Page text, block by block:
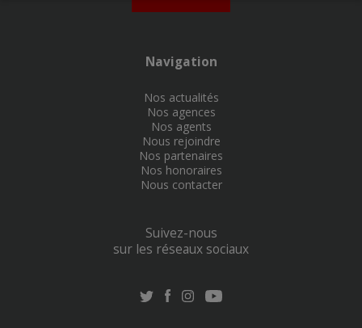
Navigation
Nos actualités
Nos agences
Nos agents
Nous rejoindre
Nos partenaires
Nos honoraires
Nous contacter
Suivez-nous
sur les réseaux sociaux